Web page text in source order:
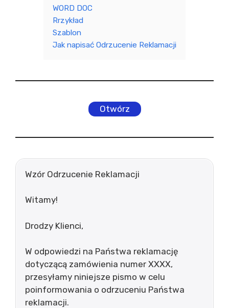
WORD DOC
Rrzykład
Szablon
Jak napisać Odrzucenie Reklamacji
Otwórz
Wzór Odrzucenie Reklamacji
Witamy!
Drodzy Klienci,
W odpowiedzi na Państwa reklamację
dotyczącą zamówienia numer XXXX,
przesyłamy niniejsze pismo w celu
poinformowania o odrzuceniu Państwa
reklamacji.